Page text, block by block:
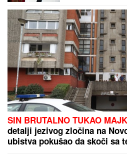
čim se
SIN BRUTALNO TUKAO
detalji jezivog zločina na
ubistva pokušao da skoči sa